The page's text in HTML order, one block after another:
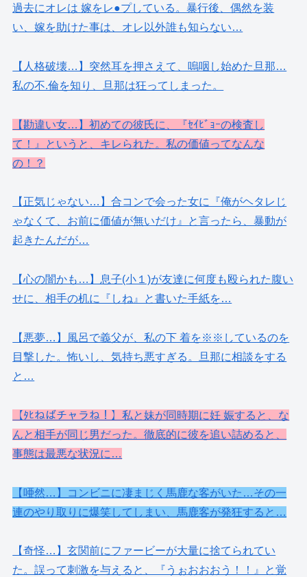
過去にオレは 嫁をレ●プしている。暴行後、偶然を装
い、嫁を助けた事は、オレ以外誰も知らない…
【人格破壊…】突然耳を押さえて、嗚咽し始めた旦那…
私の不.倫を知り、旦那は狂ってしまった。
【勘違い女…】初めての彼氏に、『ｾｲﾋﾞｮｰの検査し
て！』というと、キレられた。私の価値ってなんな
の！？
【正気じゃない…】合コンで会った女に『俺がヘタレじ
ゃなくて、お前に価値が無いだけ』と言ったら、暴動が
起きたんだが…
【心の闇かも…】息子(小１)が友達に何度も殴られた腹い
せに、相手の机に『しね』と書いた手紙を…
【悪夢…】風呂で義父が、私の下 着を※※しているのを
目撃した。怖いし、気持ち悪すぎる。旦那に相談をする
と…
【ﾀﾋねばチャラね！】私と妹が同時期に妊 娠すると、な
んと相手が同じ男だった。徹底的に彼を追い詰めると、
事態は最悪な状況に…
【唖然…】コンビニに凄まじく馬鹿な客がいた…その一
連のやり取りに爆笑してしまい、馬鹿客が発狂すると…
【奇怪…】玄関前にファービーが大量に捨てられてい
た。誤って刺激を与えると、『うぉおおおう！！』と覚